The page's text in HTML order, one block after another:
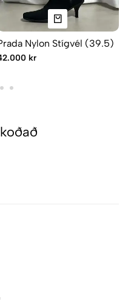
Nylon Stígvél (39.5)
kr